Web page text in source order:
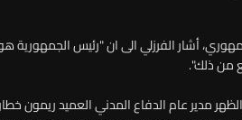
أشار الفرزلي الى ان "رئيس الجمهورية هو
من ذلك".
مدير عام الدفاع المدني العميد ريمون